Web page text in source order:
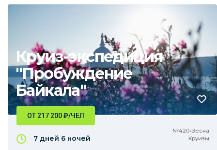
Круиз-экспедиция
"Пробуждение
Байкала"
№420•Весна
Круизы
ОТ 217 200₽/ЧЕЛ
7 дней 6 ночей